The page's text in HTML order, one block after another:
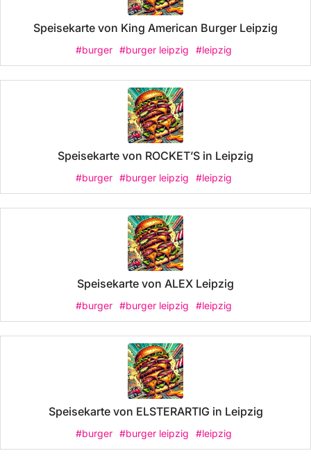
Speisekarte von King American Burger Leipzig
#burger #burger leipzig #leipzig
Speisekarte von ROCKET’S in Leipzig
#burger #burger leipzig #leipzig
Speisekarte von ALEX Leipzig
#burger #burger leipzig #leipzig
Speisekarte von ELSTERARTIG in Leipzig
#burger #burger leipzig #leipzig